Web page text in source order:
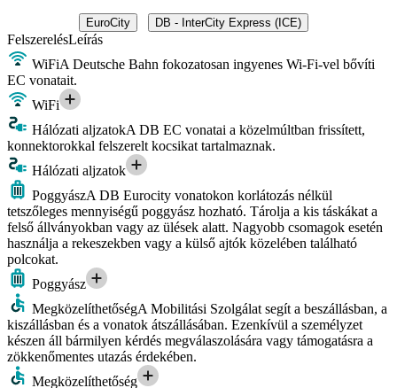
EuroCity DB - InterCity Express (ICE)
FelszerelésLeírás
WiFiA Deutsche Bahn fokozatosan ingyenes Wi-Fi-vel bővíti
EC vonatait.
WiFi
Hálózati aljzatokA DB EC vonatai a közelmúltban frissített,
konnektorokkal felszerelt kocsikat tartalmaznak.
Hálózati aljzatok
PoggyászA DB Eurocity vonatokon korlátozás nélkül
tetszőleges mennyiségű poggyász hozható. Tárolja a kis táskákat a
felső állványokban vagy az ülések alatt. Nagyobb csomagok esetén
használja a rekeszekben vagy a külső ajtók közelében található
polcokat.
Poggyász
MegközelíthetőségA Mobilitási Szolgálat segít a beszállásban, a
kiszállásban és a vonatok átszállásában. Ezenkívül a személyzet
készen áll bármilyen kérdés megválaszolására vagy támogatásra a
zökkenőmentes utazás érdekében.
Megközelíthetőség